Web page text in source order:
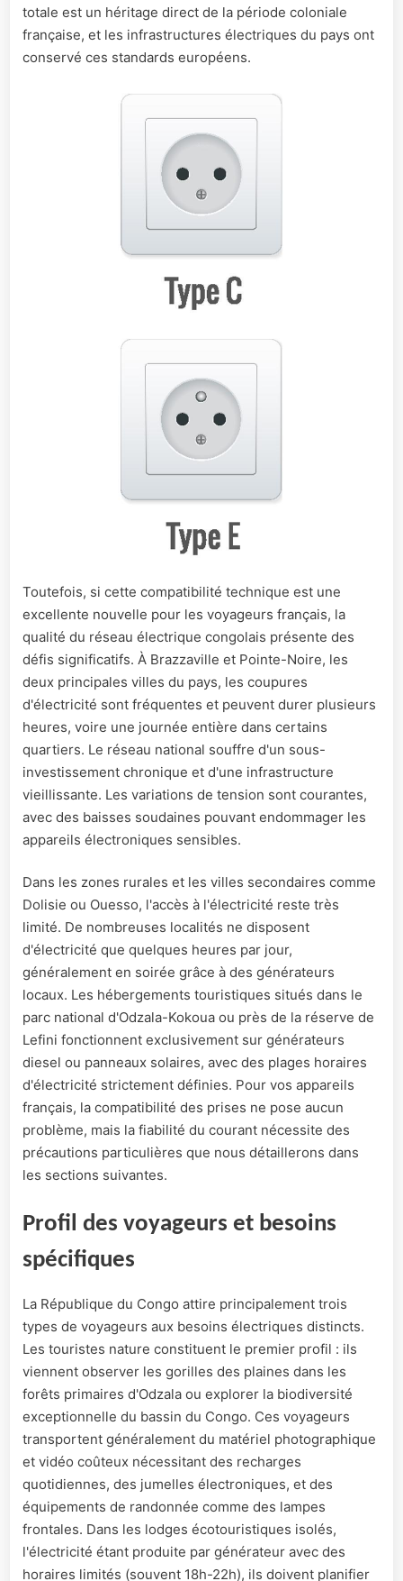
totale est un héritage direct de la période coloniale
française, et les infrastructures électriques du pays ont
conservé ces standards européens.
Toutefois, si cette compatibilité technique est une
excellente nouvelle pour les voyageurs français, la
qualité du réseau électrique congolais présente des
défis significatifs. À Brazzaville et Pointe-Noire, les
deux principales villes du pays, les coupures
d'électricité sont fréquentes et peuvent durer plusieurs
heures, voire une journée entière dans certains
quartiers. Le réseau national souffre d'un sous-
investissement chronique et d'une infrastructure
vieillissante. Les variations de tension sont courantes,
avec des baisses soudaines pouvant endommager les
appareils électroniques sensibles.
Dans les zones rurales et les villes secondaires comme
Dolisie ou Ouesso, l'accès à l'électricité reste très
limité. De nombreuses localités ne disposent
d'électricité que quelques heures par jour,
généralement en soirée grâce à des générateurs
locaux. Les hébergements touristiques situés dans le
parc national d'Odzala-Kokoua ou près de la réserve de
Lefini fonctionnent exclusivement sur générateurs
diesel ou panneaux solaires, avec des plages horaires
d'électricité strictement définies. Pour vos appareils
français, la compatibilité des prises ne pose aucun
problème, mais la fiabilité du courant nécessite des
précautions particulières que nous détaillerons dans
les sections suivantes.
Profil des voyageurs et besoins
spécifiques
La République du Congo attire principalement trois
types de voyageurs aux besoins électriques distincts.
Les touristes nature constituent le premier profil : ils
viennent observer les gorilles des plaines dans les
forêts primaires d'Odzala ou explorer la biodiversité
exceptionnelle du bassin du Congo. Ces voyageurs
transportent généralement du matériel photographique
et vidéo coûteux nécessitant des recharges
quotidiennes, des jumelles électroniques, et des
équipements de randonnée comme des lampes
frontales. Dans les lodges écotouristiques isolés,
l'électricité étant produite par générateur avec des
horaires limités (souvent 18h-22h), ils doivent planifier